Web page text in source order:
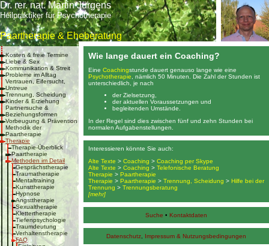
Dr. rer. nat. Martin Jürgens
Heilpraktiker für Psychotherapie
Paartherapie & Eheberatung
Kosten & freie Termine
Liebe & Sex
Kommunikation & Streit
Probleme im Alltag
Vertrauen, Eifersucht,
Untreue
Trennung, Scheidung
Kinder & Erziehung
Partnersuche &
Beziehungsformen
Vorbeugung & Prävention
Methodik der
Paartherapie
Therapie
Therapie-Überblick
Paartherapie
Methoden im Detail
Gesprächstherapie
Traumatherapie
Mentaltraining
Kunsttherapie
Hypnose
Angsttherapie
Sexualtherapie
Klettertherapie
Tiefenpsychologie
Traumdeutung
Verhaltenstherapie
FAQ
Wie lange dauert ein Coaching?
Eine Coachingstunde dauert genauso lange wie eine
Psychotherapie , nämlich 50 Minuten. Die Zahl der Stunden ist
unterschiedlich, je nach
der Zielsetzung,
der aktuellen Voraussetzungen und
begleitenden Umstände.
In der Regel sind dies zwischen fünf und zehn Stunden bei
normalen Aufgabenstellungen.
Interessieren könnte Sie auch:
Alte Texte > Coaching > Coaching per Skype
Alte Texte > Coaching > Telefonische Beratung
Therapie > Paartherapie
Therapie > Paartherapie > Trennung, Scheidung > Hilfe bei der
Trennung > Trennungsberatung
[mehr]
Suche • Kontaktdaten
Datenschutz Impressum & Nutzungsbedingungen